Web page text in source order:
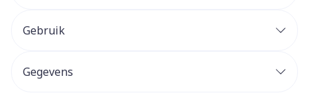
Gebruik
Gegevens